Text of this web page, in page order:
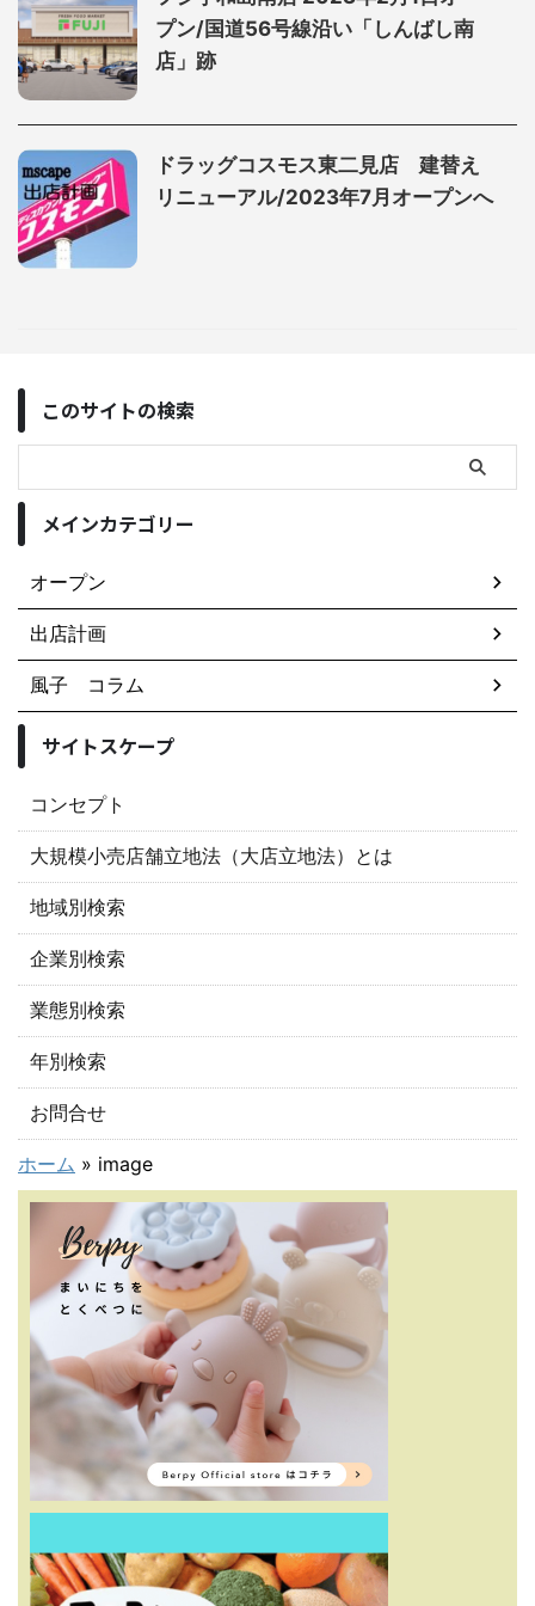
プン/国道56号線沿い「しんばし南
店」跡
ドラッグコスモス東二見店 建替え
リニューアル/2023年7月オープンへ
このサイトの検索
メインカテゴリー
オープン
出店計画
風子 コラム
サイトスケープ
コンセプト
大規模小売店舗立地法（大店立地法）とは
地域別検索
企業別検索
業態別検索
年別検索
お問合せ
ホーム » image